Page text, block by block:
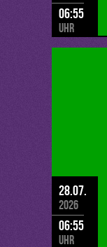
06:55
Uhr
28.07.
2026
06:55
Uhr